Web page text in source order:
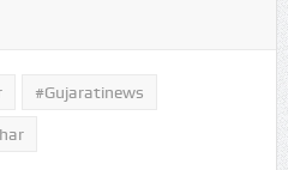
#gujaratinews